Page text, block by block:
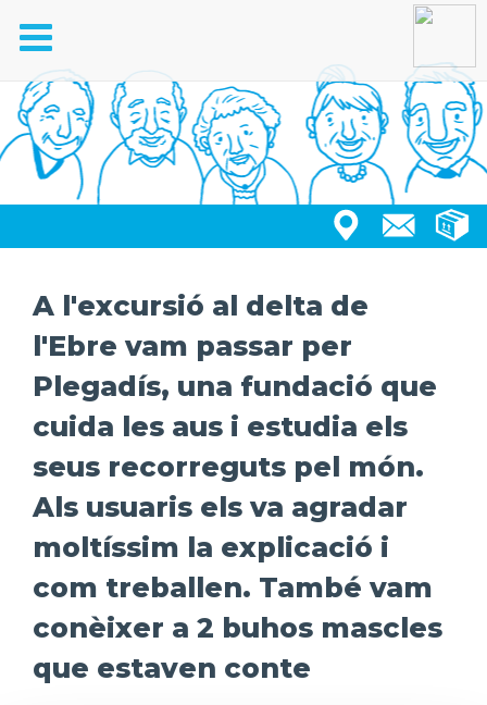
Toggle
navigation
A l'excursió al delta de
l'Ebre vam passar per
Plegadís, una fundació que
cuida les aus i estudia els
seus recorreguts pel món.
Als usuaris els va agradar
moltíssim la explicació i
com treballen. També vam
conèixer a 2 buhos mascles
que estaven conte